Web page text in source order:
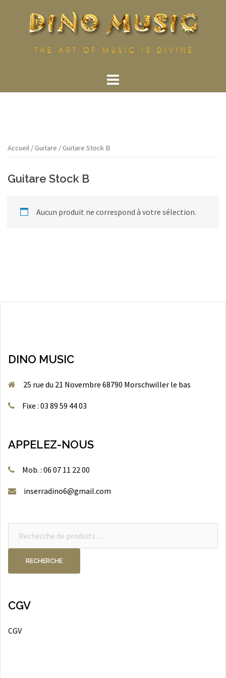
Accueil /Guitare / Guitare Stock B
Guitare Stock B
Aucun produit ne correspond à votre sélection.
DINO MUSIC
25 rue du 21 Novembre 68790 Morschwiller le bas
Fixe : 03 89 59 44 03
APPELEZ-NOUS
Mob. : 06 07 11 22 00
inserradino6@gmail.com
RECHERCHE
CGV
CGV